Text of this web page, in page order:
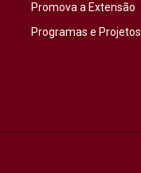
Promova a Extensão
Programas e Projetos